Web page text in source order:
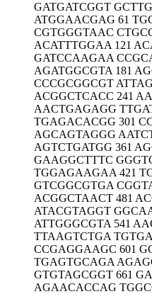
GATGATCGGT
ATGGAACGAG 61
CGTGGGTAAC
ACATTTGGAA 121
GATCCAAGAA
AGATGGCGTA 181
CCCGCGGCGT
ACGGCTCACC 241
AACTGAGAGG
TGAGACACGG 301
AGCAGTAGGG
AGTCTGATGG 361
GAAGGCTTTC
TGGAGAAGAA 421
GTCGGCGTGA
ACGGCTAACT 481
ATACGTAGGT
ATTGGGCGTA 541
TTAAGTCTGA
CCGAGGAAGC 601
TGAGTGCAGA
GTGTAGCGGT 661
AGAACACCAG